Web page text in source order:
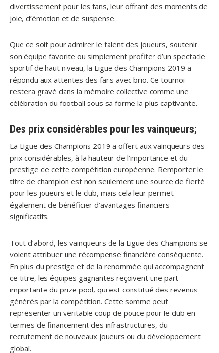
divertissement pour les fans, leur offrant des moments de
joie, d’émotion et de suspense.
Que ce soit pour admirer le talent des joueurs, soutenir
son équipe favorite ou simplement profiter d’un spectacle
sportif de haut niveau, la Ligue des Champions 2019 a
répondu aux attentes des fans avec brio. Ce tournoi
restera gravé dans la mémoire collective comme une
célébration du football sous sa forme la plus captivante.
Des prix considérables pour les vainqueurs;
La Ligue des Champions 2019 a offert aux vainqueurs des
prix considérables, à la hauteur de l’importance et du
prestige de cette compétition européenne. Remporter le
titre de champion est non seulement une source de fierté
pour les joueurs et le club, mais cela leur permet
également de bénéficier d’avantages financiers
significatifs.
Tout d’abord, les vainqueurs de la Ligue des Champions se
voient attribuer une récompense financière conséquente.
En plus du prestige et de la renommée qui accompagnent
ce titre, les équipes gagnantes reçoivent une part
importante du prize pool, qui est constitué des revenus
générés par la compétition. Cette somme peut
représenter un véritable coup de pouce pour le club en
termes de financement des infrastructures, du
recrutement de nouveaux joueurs ou du développement
global.